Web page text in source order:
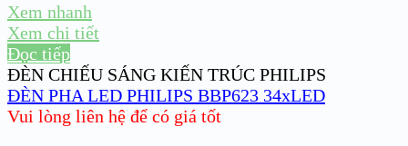
Xem nhanh
Xem chi tiết
Đọc tiếp
ĐÈN CHIẾU SÁNG KIẾN TRÚC PHILIPS
ĐÈN PHA LED PHILIPS BBP623 34xLED
Vui lòng liên hệ để có giá tốt